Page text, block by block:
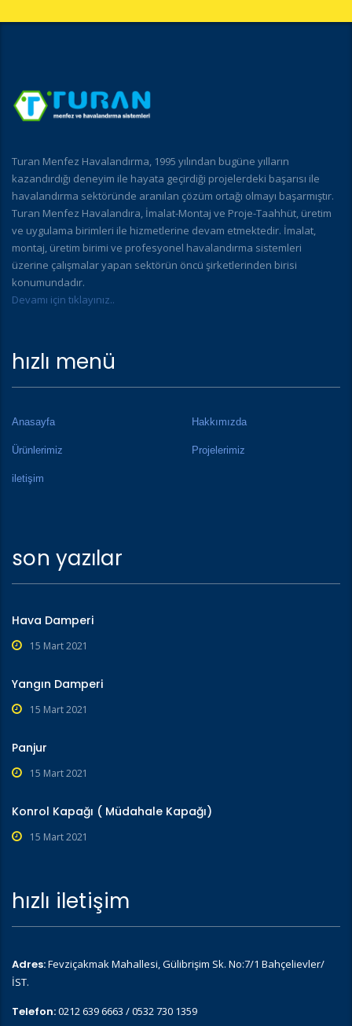
Turan Menfez Havalandırma, 1995 yılından bugüne yılların
kazandırdığı deneyim ile hayata geçirdiği projelerdeki başarısı ile
havalandırma sektöründe aranılan çözüm ortağı olmayı başarmıştır.
Turan Menfez Havalandıra, İmalat-Montaj ve Proje-Taahhüt, üretim
ve uygulama birimleri ile hizmetlerine devam etmektedir. İmalat,
montaj, üretim birimi ve profesyonel havalandırma sistemleri
üzerine çalışmalar yapan sektörün öncü şirketlerinden birisi
konumundadır.
Devamı için tıklayınız..
hızlı menü
Anasayfa Hakkımızda
Ürünlerimiz Projelerimiz
iletişim
son yazılar
Hava Damperi
15 Mart 2021
Yangın Damperi
15 Mart 2021
Panjur
15 Mart 2021
Konrol Kapağı ( Müdahale Kapağı)
15 Mart 2021
hızlı iletişim
Adres:Fevziçakmak Mahallesi, Gülibrişim Sk. No:7/1 Bahçelievler/
İST.
Telefon:0212 639 6663 / 0532 730 1359